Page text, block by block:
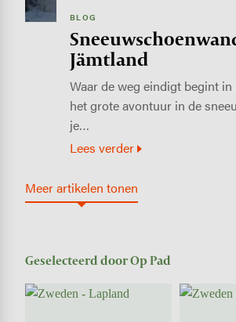
BLOG
Jämtland
Waar de weg eindigt begint in
het grote avontuur in de
je…
Lees verder
Meer artikelen tonen
Geselecteerd door Op Pad